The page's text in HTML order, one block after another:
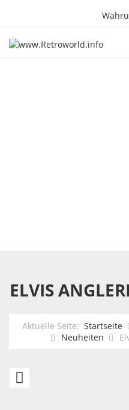
ELVIS
Aktuelle Seite: Startseite
Neuheiten